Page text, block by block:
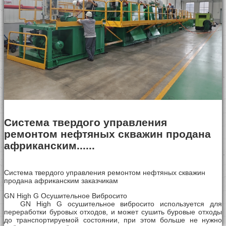
Система твердого управления
ремонтом нефтяных скважин продана
африканским......
Система твердого управления ремонтом нефтяных скважин
продана африканским заказчикам
GN High G Осушительное Вибросито
GN High G осушительное вибросито используется для
переработки буровых отходов, и может сушить буровые отходы
до транспортируемой состоянии, при этом больше не нужно